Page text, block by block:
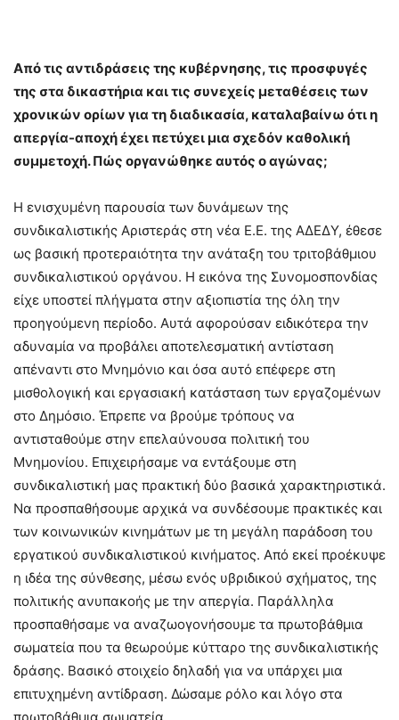
Από τις αντιδράσεις της κυβέρνησης, τις προσφυγές
της στα δικαστήρια και τις συνεχείς μεταθέσεις των
χρονικών ορίων για τη διαδικασία, καταλαβαίνω ότι η
απεργία-αποχή έχει πετύχει μια σχεδόν καθολική
συμμετοχή. Πώς οργανώθηκε αυτός ο αγώνας;
Η ενισχυμένη παρουσία των δυνάμεων της
συνδικαλιστικής Αριστεράς στη νέα Ε.Ε. της ΑΔΕΔΥ, έθεσε
ως βασική προτεραιότητα την ανάταξη του τριτοβάθμιου
συνδικαλιστικού οργάνου. Η εικόνα της Συνομοσπονδίας
είχε υποστεί πλήγματα στην αξιοπιστία της όλη την
προηγούμενη περίοδο. Αυτά αφορούσαν ειδικότερα την
αδυναμία να προβάλει αποτελεσματική αντίσταση
απέναντι στο Μνημόνιο και όσα αυτό επέφερε στη
μισθολογική και εργασιακή κατάσταση των εργαζομένων
στο Δημόσιο. Έπρεπε να βρούμε τρόπους να
αντισταθούμε στην επελαύνουσα πολιτική του
Μνημονίου. Επιχειρήσαμε να εντάξουμε στη
συνδικαλιστική μας πρακτική δύο βασικά χαρακτηριστικά.
Να προσπαθήσουμε αρχικά να συνδέσουμε πρακτικές και
των κοινωνικών κινημάτων με τη μεγάλη παράδοση του
εργατικού συνδικαλιστικού κινήματος. Από εκεί προέκυψε
η ιδέα της σύνθεσης, μέσω ενός υβριδικού σχήματος, της
πολιτικής ανυπακοής με την απεργία. Παράλληλα
προσπαθήσαμε να αναζωογονήσουμε τα πρωτοβάθμια
σωματεία που τα θεωρούμε κύτταρο της συνδικαλιστικής
δράσης. Βασικό στοιχείο δηλαδή για να υπάρχει μια
επιτυχημένη αντίδραση. Δώσαμε ρόλο και λόγο στα
πρωτοβάθμια σωματεία.